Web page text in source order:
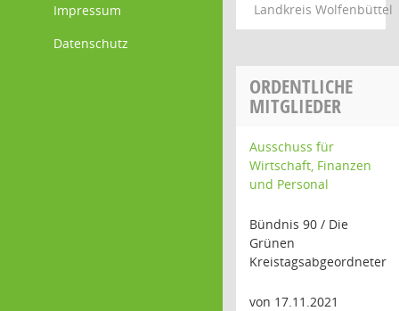
Impressum
Datenschutz
Landkreis Wolfenbüttel
ORDENTLICHE
MITGLIEDER
Ausschuss für
Wirtschaft, Finanzen
und Personal
Bündnis 90 / Die
Grünen
Kreistagsabgeordneter
von 17.11.2021